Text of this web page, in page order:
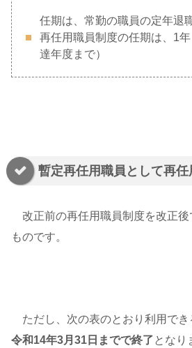
任期は、常勤の職員の定年退
再任用職員制度の任期は、1
達年度まで）
暫定再任用職員として再任
改正前の再任用職員制度を改正後
ものです。
ただし、次の表のとおり利用でき
令和14年3月31日までで終了 となり